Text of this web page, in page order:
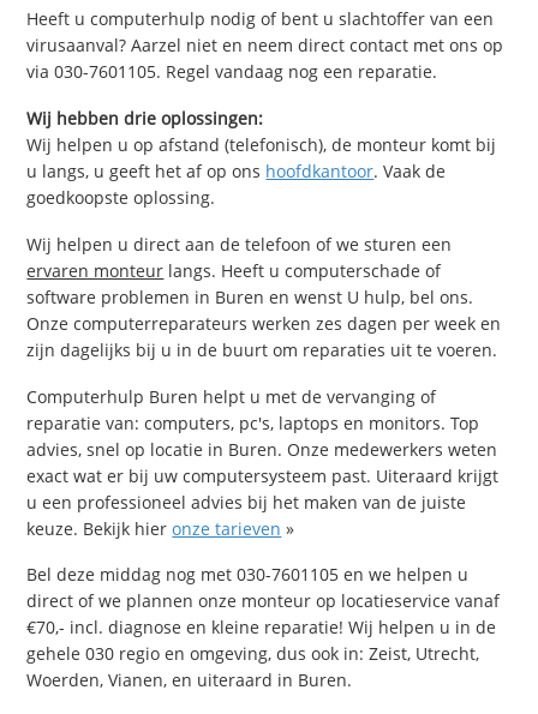
Heeft u computerhulp nodig of bent u slachtoffer van een
virusaanval? Aarzel niet en neem direct contact met ons op
via 030-7601105. Regel vandaag nog een reparatie.
Wij hebben drie oplossingen:
Wij helpen u op afstand (telefonisch), de monteur komt bij
u langs, u geeft het af op ons hoofdkantoor. Vaak de
goedkoopste oplossing.
Wij helpen u direct aan de telefoon of we sturen een
ervaren monteur langs. Heeft u computerschade of
software problemen in Buren en wenst U hulp, bel ons.
Onze computerreparateurs werken zes dagen per week en
zijn dagelijks bij u in de buurt om reparaties uit te voeren.
Computerhulp Buren helpt u met de vervanging of
reparatie van: computers, pc's, laptops en monitors. Top
advies, snel op locatie in Buren. Onze medewerkers weten
exact wat er bij uw computersysteem past. Uiteraard krijgt
u een professioneel advies bij het maken van de juiste
keuze. Bekijk hieronze tarieven »
Bel deze middag nog met 030-7601105 en we helpen u
direct of we plannen onze monteur op locatieservice vanaf
€70,- incl. diagnose en kleine reparatie! Wij helpen u in de
gehele 030 regio en omgeving, dus ook in: Zeist, Utrecht,
Woerden, Vianen, en uiteraard in Buren.